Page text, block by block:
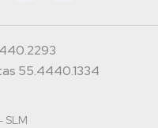
55.4440.1334
SLM